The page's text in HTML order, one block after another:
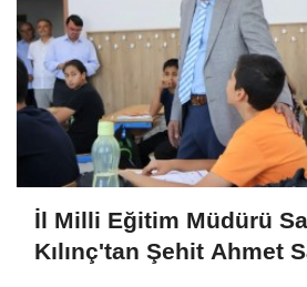
İl Milli Eğitim Müdürü
Kılınç'tan Şehit Ahmet